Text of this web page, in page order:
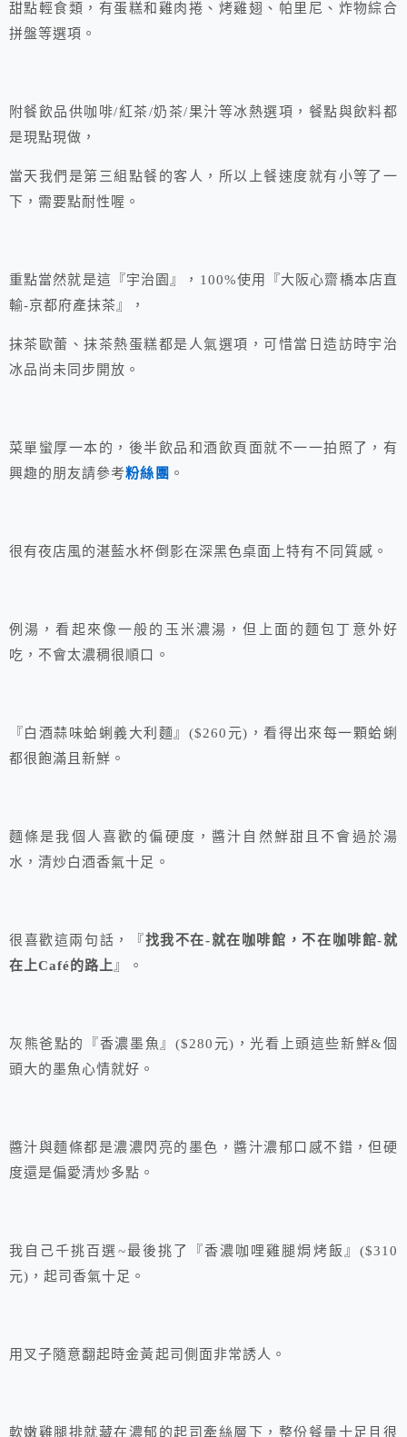
甜點輕食類，有蛋糕和雞肉捲、烤雞翅、帕里尼、炸物綜合
拼盤等選項。
附餐飲品供咖啡/紅茶/奶茶/果汁等冰熱選項，餐點與飲料都
是現點現做，
當天我們是第三組點餐的客人，所以上餐速度就有小等了一
下，需要點耐性喔。
重點當然就是這『宇治園』，100%使用『大阪心齋橋本店直
輸-京都府產抹茶』，
抹茶歐蕾、抹茶熱蛋糕都是人氣選項，可惜當日造訪時宇治
冰品尚未同步開放。
菜單蠻厚一本的，後半飲品和酒飲頁面就不一一拍照了，有
興趣的朋友請參考粉絲團 。
很有夜店風的湛藍水杯倒影在深黑色桌面上特有不同質感。
例湯，看起來像一般的玉米濃湯，但上面的麵包丁意外好
吃，不會太濃稠很順口。
『白酒蒜味蛤蜊義大利麵』($260元)，看得出來每一顆蛤蜊
都很飽滿且新鮮。
麵條是我個人喜歡的偏硬度，醬汁自然鮮甜且不會過於湯
水，清炒白酒香氣十足。
很喜歡這兩句話，『找我不在-就在咖啡館，不在咖啡館-就
在上Café的路上』。
灰熊爸點的『香濃墨魚』($280元)，光看上頭這些新鮮&個
頭大的墨魚心情就好。
醬汁與麵條都是濃濃閃亮的墨色，醬汁濃郁口感不錯，但硬
度還是偏愛清炒多點。
我自己千挑百選~最後挑了『香濃咖哩雞腿焗烤飯』($310
元)，起司香氣十足。
用叉子隨意翻起時金黃起司側面非常誘人。
軟嫩雞腿排就藏在濃郁的起司牽絲層下，整份餐量十足且很